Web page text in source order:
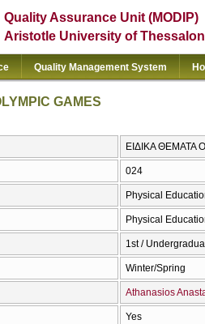
Quality Assurance Unit (MODIP)
Aristotle University of
Quality Management System
GAMES
ΕΙΔΙΚΑ ΘΕΜΑΤΑ
024
Physical
Physical
1st /
Winter/Spring
Athanasios
Yes